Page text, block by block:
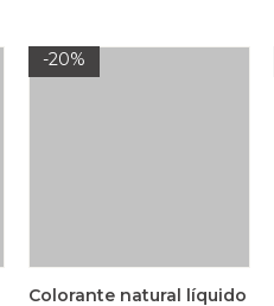
-20%
Colorante natural líquido